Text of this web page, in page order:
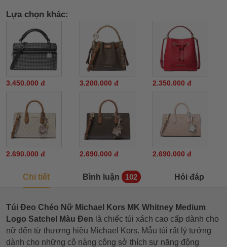
Lựa chọn khác:
3.450.000 đ 3.200.000 đ 2.350.000 đ
2.690.000 đ 2.690.000 đ 2.690.000 đ
Chi tiết Bình luận 102 Hỏi đáp
Túi Đeo Chéo Nữ Michael Kors MK Whitney Medium
Logo Satchel Màu Đen là chiếc túi xách cao cấp dành cho
nữ đến từ thương hiệu Michael Kors. Mẫu túi rất lý tưởng
dành cho những cô nàng công sở thích sự năng động